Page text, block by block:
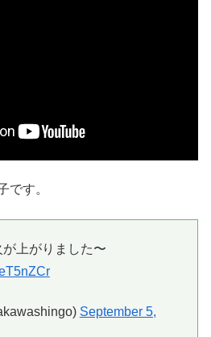
です。
上がりました〜
September 5,